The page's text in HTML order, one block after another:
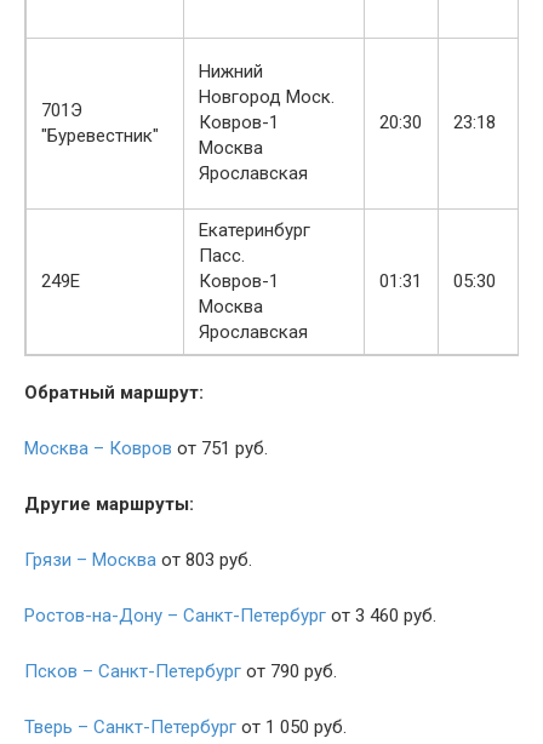
701Э
"Буревестник"
Нижний
Новгород Моск.
Ковров-1
Москва
Ярославская
20:30 23:18
249Е
Екатеринбург
Пасс.
Ковров-1
Москва
Ярославская
01:31 05:30
Обратный маршрут:
Москва – Ковров от 751 руб.
Другие маршруты:
Грязи – Москва от 803 руб.
Ростов-на-Дону – Санкт-Петербург от 3 460 руб.
Псков – Санкт-Петербург от 790 руб.
Тверь – Санкт-Петербург от 1 050 руб.